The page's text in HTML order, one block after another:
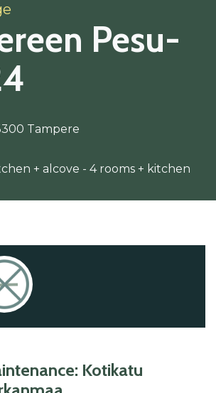
Pe­su­
Tampere
+ alcove - 4 rooms + kitchen
Kotikatu